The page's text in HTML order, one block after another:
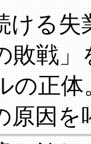
ける失
敗戦
の正体
原因